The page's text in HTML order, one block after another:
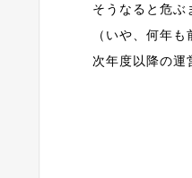
そうなると危ぶ
（いや、何年
次年度以降の運